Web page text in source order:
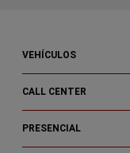
VEHÍCULOS
CALL CENTER
PRESENCIAL